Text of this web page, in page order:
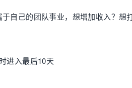
自己的团队事业，想增加收入？想
进入最后10天